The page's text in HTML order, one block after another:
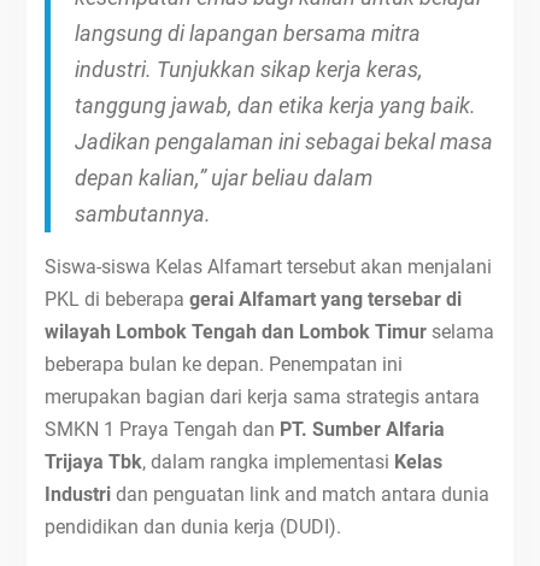
langsung di lapangan bersama mitra
industri. Tunjukkan sikap kerja keras,
tanggung jawab, dan etika kerja yang baik.
Jadikan pengalaman ini sebagai bekal masa
depan kalian,” ujar beliau dalam
sambutannya.
Siswa-siswa Kelas Alfamart tersebut akan menjalani
PKL di beberapa gerai Alfamart yang tersebar di
wilayah Lombok Tengah dan Lombok Timurselama
beberapa bulan ke depan. Penempatan ini
merupakan bagian dari kerja sama strategis antara
SMKN 1 Praya Tengah dan PT. Sumber Alfaria
Trijaya Tbk, dalam rangka implementasi Kelas
Industridan penguatan link and match antara dunia
pendidikan dan dunia kerja (DUDI).